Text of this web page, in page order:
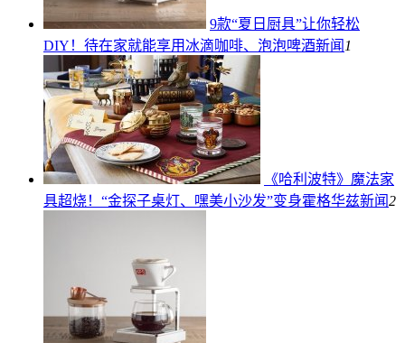
9款“夏日厨具”让你轻松
DIY！待在家就能享用冰滴咖啡、泡泡啤酒新闻1
《哈利波特》魔法家
具超烧！“金探子桌灯、嘿美小沙发”变身霍格华兹新闻2